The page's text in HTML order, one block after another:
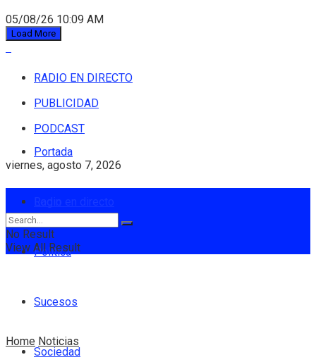
05/08/26 10:09 AM
Load More
RADIO EN DIRECTO
PUBLICIDAD
PODCAST
viernes, agosto 7, 2026
Portada
Política
Sucesos
Sociedad
No Result
View All Result
Home Noticias